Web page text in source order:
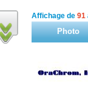
Affichage de 91
Photo